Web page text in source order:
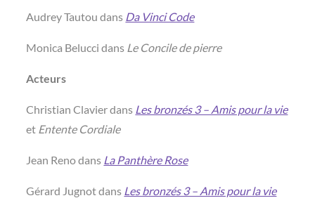
Audrey Tautou dans Da Vinci Code
Monica Belucci dans Le Concile de pierre
Acteurs
Christian Clavier dans Les bronzés 3 – Amis pour la vie
et Entente Cordiale
Jean Reno dans La Panthère Rose
Gérard Jugnot dans Les bronzés 3 – Amis pour la vie